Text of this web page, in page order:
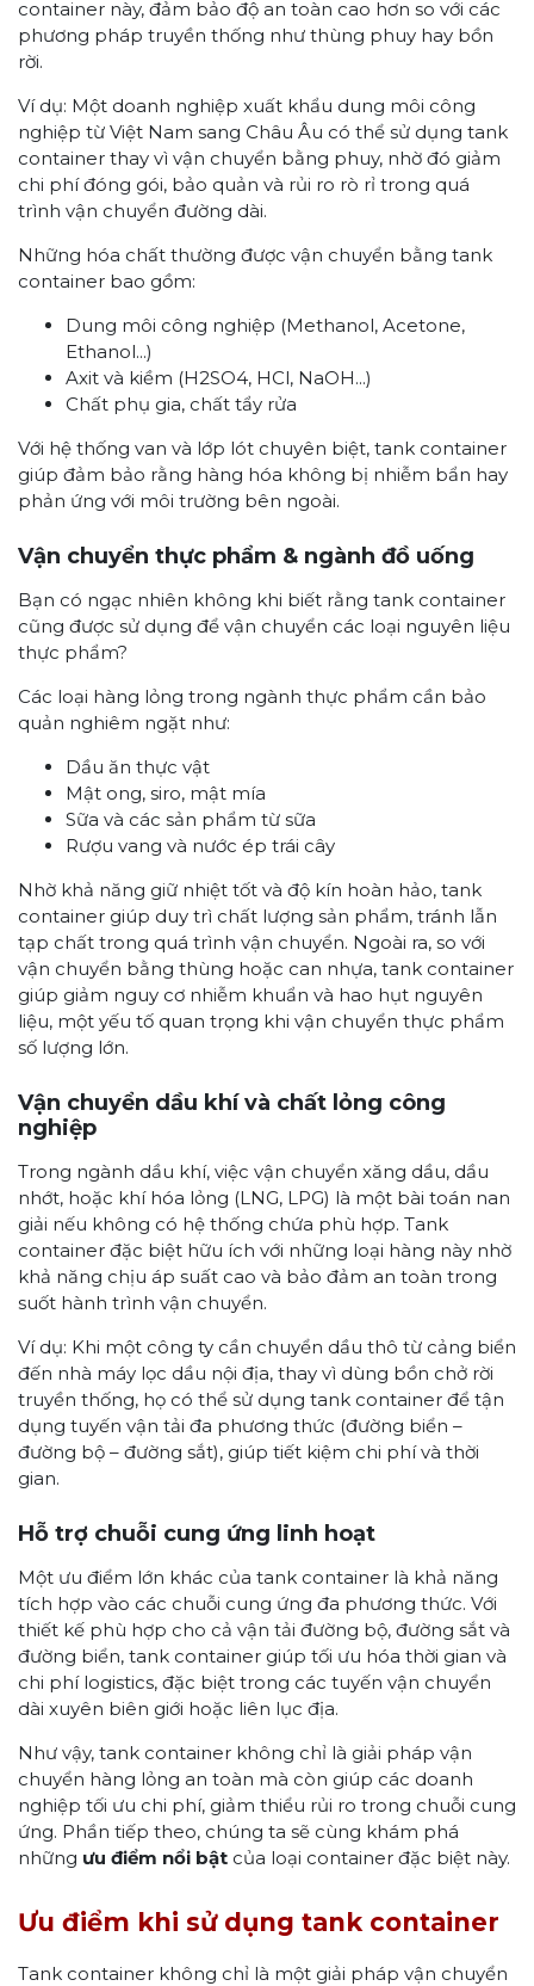
container này, đảm bảo độ an toàn cao hơn so với các
phương pháp truyền thống như thùng phuy hay bồn
rời.
Ví dụ: Một doanh nghiệp xuất khẩu dung môi công
nghiệp từ Việt Nam sang Châu Âu có thể sử dụng tank
container thay vì vận chuyển bằng phuy, nhờ đó giảm
chi phí đóng gói, bảo quản và rủi ro rò rỉ trong quá
trình vận chuyển đường dài.
Những hóa chất thường được vận chuyển bằng tank
container bao gồm:
Dung môi công nghiệp (Methanol, Acetone,
Ethanol...)
Axit và kiềm (H2SO4, HCl, NaOH...)
Chất phụ gia, chất tẩy rửa
Với hệ thống van và lớp lót chuyên biệt, tank container
giúp đảm bảo rằng hàng hóa không bị nhiễm bẩn hay
phản ứng với môi trường bên ngoài.
Vận chuyển thực phẩm & ngành đồ uống
Bạn có ngạc nhiên không khi biết rằng tank container
cũng được sử dụng để vận chuyển các loại nguyên liệu
thực phẩm?
Các loại hàng lỏng trong ngành thực phẩm cần bảo
quản nghiêm ngặt như:
Dầu ăn thực vật
Mật ong, siro, mật mía
Sữa và các sản phẩm từ sữa
Rượu vang và nước ép trái cây
Nhờ khả năng giữ nhiệt tốt và độ kín hoàn hảo, tank
container giúp duy trì chất lượng sản phẩm, tránh lẫn
tạp chất trong quá trình vận chuyển. Ngoài ra, so với
vận chuyển bằng thùng hoặc can nhựa, tank container
giúp giảm nguy cơ nhiễm khuẩn và hao hụt nguyên
liệu, một yếu tố quan trọng khi vận chuyển thực phẩm
số lượng lớn.
Vận chuyển dầu khí và chất lỏng công
nghiệp
Trong ngành dầu khí, việc vận chuyển xăng dầu, dầu
nhớt, hoặc khí hóa lỏng (LNG, LPG) là một bài toán nan
giải nếu không có hệ thống chứa phù hợp. Tank
container đặc biệt hữu ích với những loại hàng này nhờ
khả năng chịu áp suất cao và bảo đảm an toàn trong
suốt hành trình vận chuyển.
Ví dụ: Khi một công ty cần chuyển dầu thô từ cảng biển
đến nhà máy lọc dầu nội địa, thay vì dùng bồn chở rời
truyền thống, họ có thể sử dụng tank container để tận
dụng tuyến vận tải đa phương thức (đường biển –
đường bộ – đường sắt), giúp tiết kiệm chi phí và thời
gian.
Hỗ trợ chuỗi cung ứng linh hoạt
Một ưu điểm lớn khác của tank container là khả năng
tích hợp vào các chuỗi cung ứng đa phương thức. Với
thiết kế phù hợp cho cả vận tải đường bộ, đường sắt và
đường biển, tank container giúp tối ưu hóa thời gian và
chi phí logistics, đặc biệt trong các tuyến vận chuyển
dài xuyên biên giới hoặc liên lục địa.
Như vậy, tank container không chỉ là giải pháp vận
chuyển hàng lỏng an toàn mà còn giúp các doanh
nghiệp tối ưu chi phí, giảm thiểu rủi ro trong chuỗi cung
ứng. Phần tiếp theo, chúng ta sẽ cùng khám phá
những ưu điểm nổi bật của loại container đặc biệt này.
Ưu điểm khi sử dụng tank container
Tank container không chỉ là một giải pháp vận chuyển